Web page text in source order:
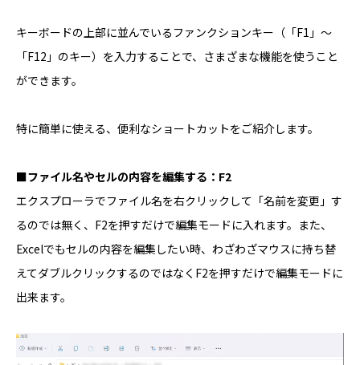
キーボードの上部に並んでいるファンクションキー（「F1」～
「F12」のキー）を入力することで、さまざまな機能を使うこと
ができます。
特に簡単に使える、便利なショートカットをご紹介します。
■ファイル名やセルの内容を編集する：F2
エクスプローラでファイル名を右クリックして「名前を変更」す
るのでは無く、F2を押すだけで編集モードに入れます。また、
Excelでもセルの内容を編集したい時、わざわざマウスに持ち替
えてダブルクリックするのではなくF2を押すだけで編集モードに
出来ます。